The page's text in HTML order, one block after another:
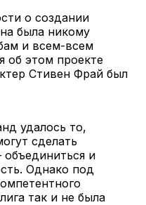
о создании
была никому
и всем-всем
об этом проекте
Стивен Фрай был
удалось то,
сделать
и
Однако под
так и не была